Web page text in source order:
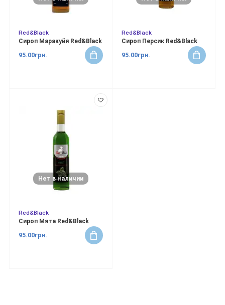
Red&Black
Сироп Маракуйя Red&Black
95.00грн.
Red&Black
Сироп Персик Red&Black
95.00грн.
Нет в наличии
Red&Black
Сироп Мята Red&Black
95.00грн.